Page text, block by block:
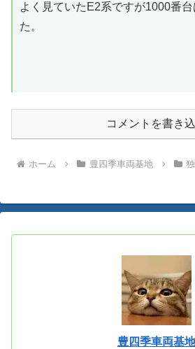
よく見ていたE2系ですが1000番台
た。
コメントを書き
ホーム 豊四季車両基地
豊四季車両基地